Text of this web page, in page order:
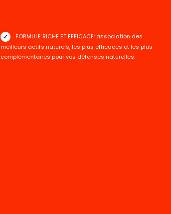
FORMULE RICHE ET EFFICACE: association des
meilleurs actifs naturels, les plus efficaces et les plus
complémentaires pour vos défenses naturelles.